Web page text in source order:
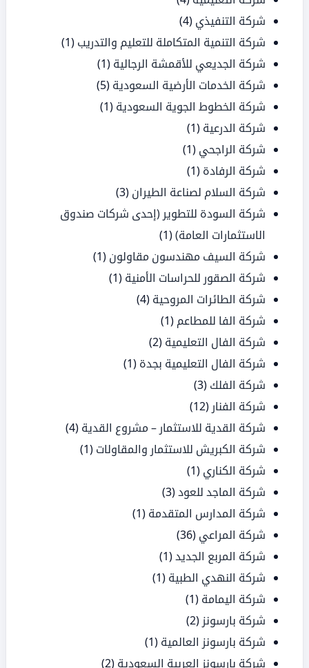
شركة التنفيذي (4)
شركة التنمية المتكاملة للتعليم والتدريب (1)
شركة الجديعي للأقمشة الرجالية (1)
شركة الخدمات الأرضية السعودية (5)
شركة الخطوط الجوية السعودية (1)
شركة الدرعية (1)
شركة الراجحي (1)
شركة الرفادة (1)
شركة السلام لصناعة الطيران (3)
شركة السودة للتطوير (إحدى شركات صندوق
الاستثمارات العامة)(1)
شركة السيف مهندسون مقاولون (1)
شركة الصقور للحراسات الأمنية (1)
شركة الطائرات المروحية (4)
شركة الفا للمطاعم (1)
شركة الفال التعليمية (2)
شركة الفال التعليمية بجدة (1)
شركة الفلك (3)
شركة الفنار (12)
شركة القدية للاستثمار – مشروع القدية (4)
شركة الكبريش للاستثمار والمقاولات (1)
شركة الكناري (1)
شركة الماجد للعود(3)
شركة المدارس المتقدمة (1)
شركة المراعي (36)
شركة المربع الجديد(1)
شركة النهدي الطبية (1)
شركة اليمامة (1)
شركة بارسونز (2)
شركة بارسونز العالمية (1)
شركة بارسونز العربية السعودية (2)